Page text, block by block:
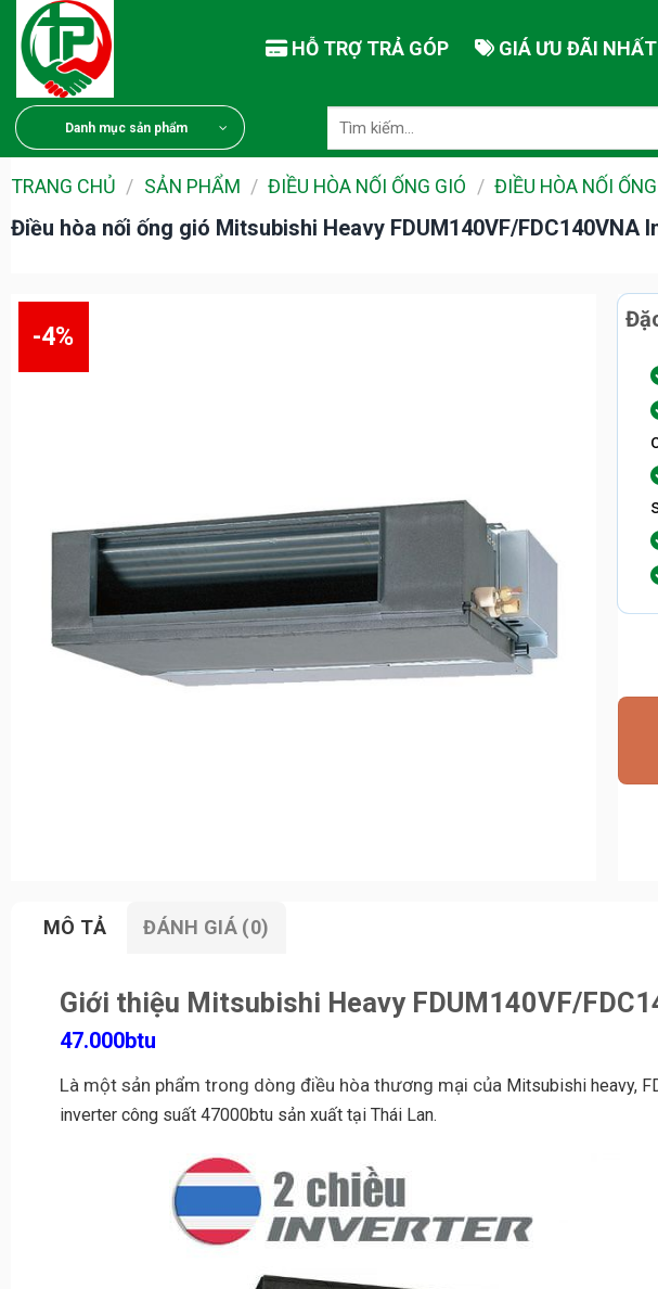
Chuyển
đến
dung
HỖ TRỢ TRẢ GÓP GIÁ ƯU ĐÃI NHẤT
Danh mục sản phẩm
kiếm:
TRANG CHỦ / SẢN PHẨM / ĐIỀU HÒA NỐI ỐNG GIÓ / ĐIỀU HÒA NỐI
Điều hòa nối ống gió Mitsubishi Heavy FDUM140VF/FDC140VNA
-4%
MÔ TẢ ĐÁNH GIÁ (0)
Giới thiệu Mitsubishi Heavy FDUM140VF/
47.000btu
Là một sản phẩm trong dòng điều hòa thương mại của Mitsubishi heavy,
inverter công suất 47000btu sản xuất tại Thái Lan.